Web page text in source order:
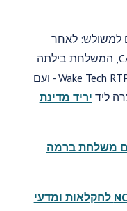
למשולש: לאחר
שנפגשו עם הסגל והמינהל של CALS, המשלחת בילתה
למחרת בסיורים ב-SAS ובקמפוס Wake Tech RTP - ועם
ליד יריד מדינת
משלחת ברמה
חדשות מכללת NCSU לחקלאות ומדעי